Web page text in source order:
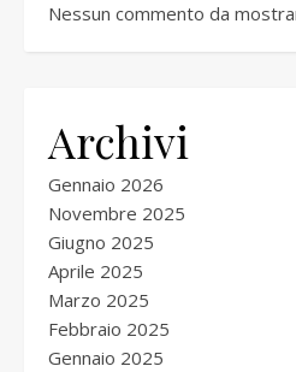
Nessun commento da
Archivi
Gennaio 2026
Novembre 2025
Giugno 2025
Aprile 2025
Marzo 2025
Febbraio 2025
Gennaio 2025